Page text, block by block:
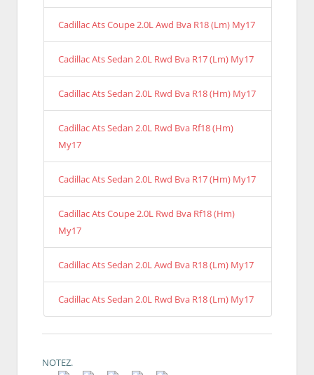
Cadillac Ats Coupe 2.0L Awd Bva R18 (Lm) My17
Cadillac Ats Sedan 2.0L Rwd Bva R17 (Lm) My17
Cadillac Ats Sedan 2.0L Rwd Bva R18 (Hm) My17
Cadillac Ats Sedan 2.0L Rwd Bva Rf18 (Hm)
My17
Cadillac Ats Sedan 2.0L Rwd Bva R17 (Hm) My17
Cadillac Ats Coupe 2.0L Rwd Bva Rf18 (Hm)
My17
Cadillac Ats Sedan 2.0L Awd Bva R18 (Lm) My17
Cadillac Ats Sedan 2.0L Rwd Bva R18 (Lm) My17
NOTEZ.